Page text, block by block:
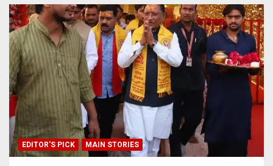
EDITOR'S PICK MAIN STORIES